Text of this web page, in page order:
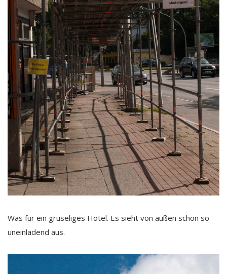
Was für ein gruseliges Hotel. Es sieht von außen schon so
uneinladend aus.